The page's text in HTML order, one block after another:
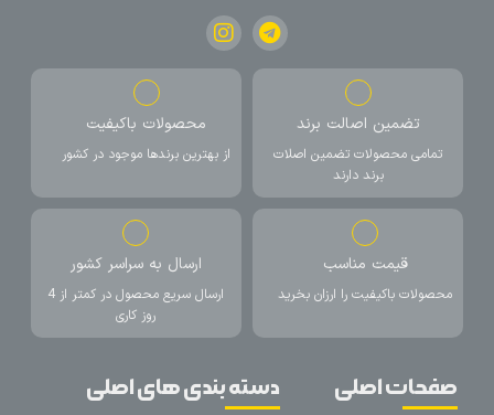
تضمین اصالت برند
تمامی محصولات تضمین اصلات
برند دارند
محصولات باکیفیت
از بهترین برندها موجود در کشور
قیمت مناسب
محصولات باکیفیت را ارزان بخرید
ارسال به سراسر کشور
ارسال سریع محصول در کمتر از 4
روز کاری
صفحات اصلی دسته بندی های اصلی